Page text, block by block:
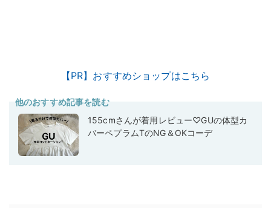
【PR】おすすめショップはこちら
他のおすすめ記事を読む
155cmさんが着用レビュー♡GUの体型カ
バーペプラムTのNG＆OKコーデ